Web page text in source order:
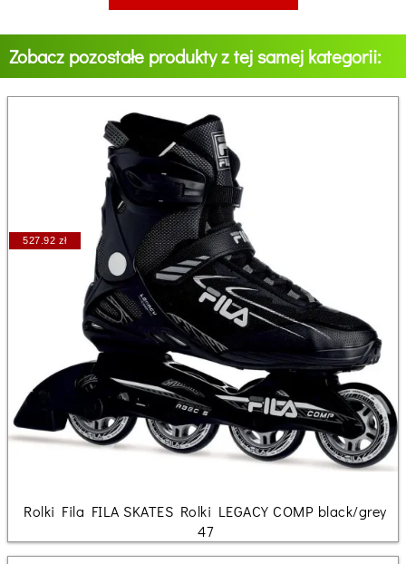
Zobacz pozostałe produkty z tej samej kategorii:
527.92 zł
Rolki Fila FILA SKATES Rolki LEGACY COMP black/grey
47